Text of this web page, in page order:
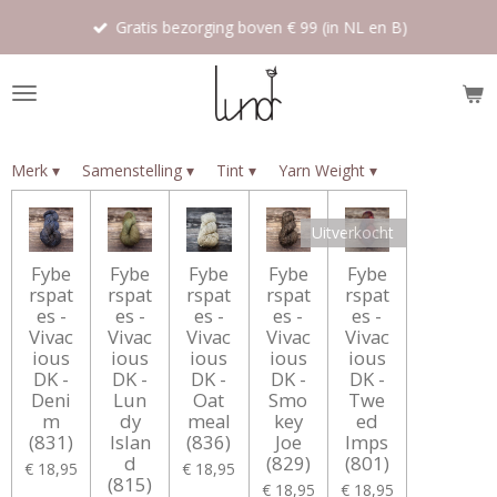
de
Gratis bezorging boven € 99 (in NL en B)
Merk ▾ Samenstelling ▾ Tint ▾ Yarn Weight ▾
Fybe
rspat
es -
Vivac
ious
DK -
Deni
m
(831)
€ 18,95
Fybe
rspat
es -
Vivac
ious
DK -
Lun
dy
Islan
d
(815)
Fybe
rspat
es -
Vivac
ious
DK -
Oat
meal
(836)
€ 18,95
Fybe
rspat
es -
Vivac
ious
DK -
Smo
key
Joe
(829)
€ 18,95
Uitverkocht
Fybe
rspat
es -
Vivac
ious
DK -
Twe
ed
Imps
(801)
€ 18,95